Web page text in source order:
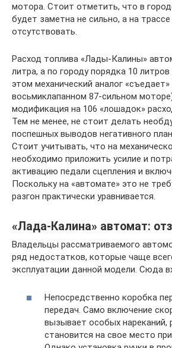
мотора. Стоит отметить, что в
будет заметна не сильно, а на
отсутствовать.
Расход топлива «Лады-Калины»
литра, а по городу порядка 10
этом механический аналог
восьмиклапанном 87-сильном
модификация на 106 «лошадок»
Тем не менее, не стоит делать
поспешных выводов негативного
Стоит учитывать, что на
необходимо приложить усилие и
активацию педали сцепления и
Поскольку на «автомате» это не
разгон практически уравнивается.
«Лада-Калина» автомат:
Владельцы рассматриваемого
ряд недостатков, которые чаще
эксплуатации данной модели. Сюда
Непосредственно коробка
передач. Само включение
вызывает особых нареканий,
становится на свое место